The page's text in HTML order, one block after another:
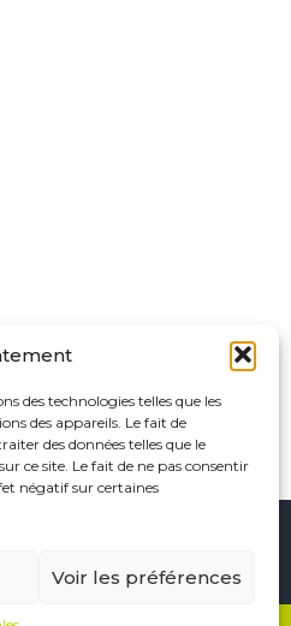
des technologies telles que les
des appareils. Le fait de
des données telles que le
ce site. Le fait de ne pas consentir
négatif sur certaines
Voir les préférences